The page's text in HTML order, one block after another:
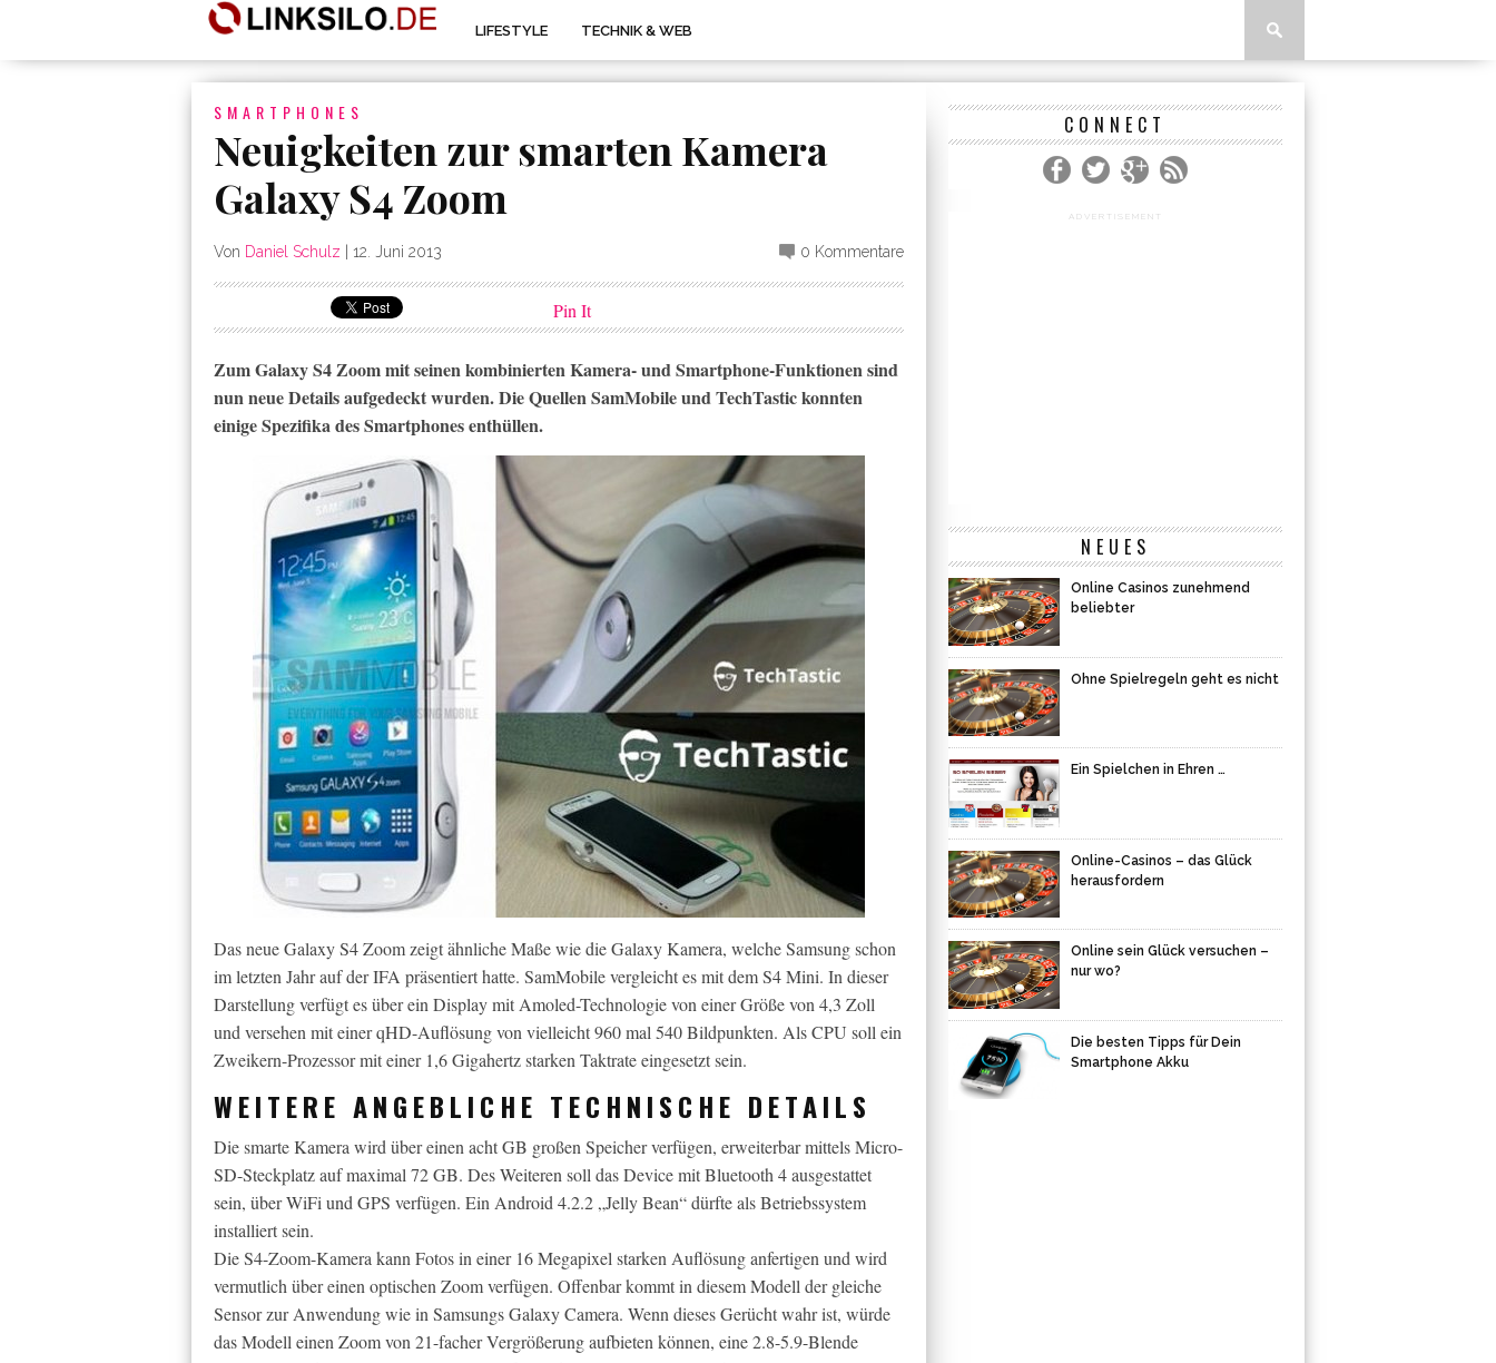
LIFESTYLE TECHNIK & WEB
SMARTPHONES
Neuigkeiten zur smarten Kamera
Galaxy S4 Zoom
Von Daniel Schulz 12. Juni 2013 0 Kommentare
Pin It
Zum Galaxy S4 Zoom mit seinen kombinierten Kamera- und Smartphone-Funktionen sind
nun neue Details aufgedeckt wurden. Die Quellen SamMobile und TechTastic konnten
einige Spezifika des Smartphones enthüllen.
Das neue Galaxy S4 Zoom zeigt ähnliche Maße wie die Galaxy Kamera, welche Samsung schon
im letzten Jahr auf der IFA präsentiert hatte. SamMobile vergleicht es mit dem S4 Mini. In dieser
Darstellung verfügt es über ein Display mit Amoled-Technologie von einer Größe von 4,3 Zoll
und versehen mit einer qHD-Auflösung von vielleicht 960 mal 540 Bildpunkten. Als CPU soll ein
Zweikern-Prozessor mit einer 1,6 Gigahertz starken Taktrate eingesetzt sein.
WEITERE ANGEBLICHE TECHNISCHE DETAILS
Die smarte Kamera wird über einen acht GB großen Speicher verfügen, erweiterbar mittels Micro-
SD-Steckplatz auf maximal 72 GB. Des Weiteren soll das Device mit Bluetooth 4 ausgestattet
sein, über WiFi und GPS verfügen. Ein Android 4.2.2 „Jelly Bean“ dürfte als Betriebssystem
installiert sein.
Die S4-Zoom-Kamera kann Fotos in einer 16 Megapixel starken Auflösung anfertigen und wird
vermutlich über einen optischen Zoom verfügen. Offenbar kommt in diesem Modell der gleiche
Sensor zur Anwendung wie in Samsungs Galaxy Camera. Wenn dieses Gerücht wahr ist, würde
das Modell einen Zoom von 21-facher Vergrößerung aufbieten können, eine 2.8-5.9-Blende
CONNECT
ADVERTISEMENT
NEUES
Online Casinos zunehmend
beliebter
Ohne Spielregeln geht es nicht
Ein Spielchen in Ehren …
Online-Casinos – das Glück
herausfordern
Online sein Glück versuchen –
nur wo?
Die besten Tipps für Dein
Smartphone Akku